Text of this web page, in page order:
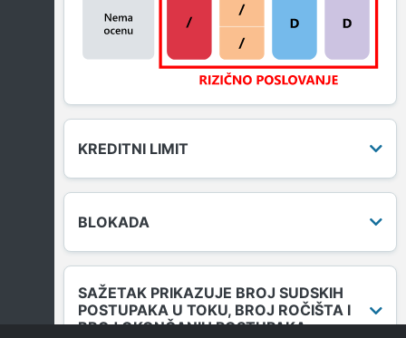
KREDITNI LIMIT
BLOKADA
SAŽETAK PRIKAZUJE BROJ SUDSKIH
POSTUPAKA U TOKU, BROJ ROČIŠTA I
BROJ OKONČANIH POSTUPAKA.